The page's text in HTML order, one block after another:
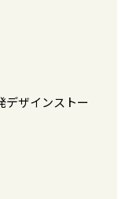
ザインストー